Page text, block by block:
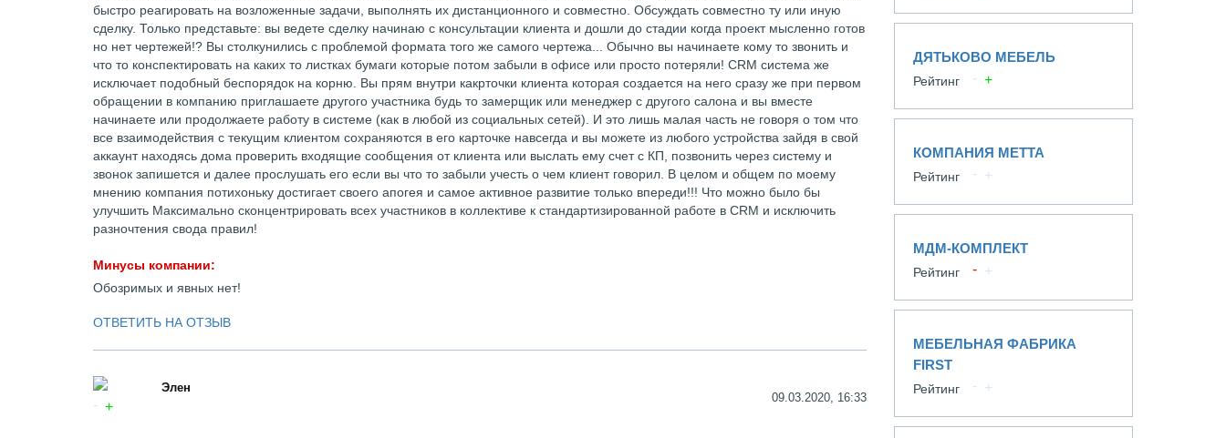
быстро реагировать на возложенные задачи, выполнять их дистанционного и совместно. Обсуждать совместно ту или иную
сделку. Только представьте: вы ведете сделку начинаю с консультации клиента и дошли до стадии когда проект мысленно готов
но нет чертежей!? Вы столкунились с проблемой формата того же самого чертежа... Обычно вы начинаете кому то звонить и
что то конспектировать на каких то листках бумаги которые потом забыли в офисе или просто потеряли! CRM система же
исключает подобный беспорядок на корню. Вы прям внутри какрточки клиента которая создается на него сразу же при первом
обращении в компанию приглашаете другого участника будь то замерщик или менеджер с другого салона и вы вместе
начинаете или продолжаете работу в системе (как в любой из социальных сетей). И это лишь малая часть не говоря о том что
все взаимодействия с текущим клиентом сохраняются в его карточке навсегда и вы можете из любого устройства зайдя в свой
аккаунт находясь дома проверить входящие сообщения от клиента или выслать ему счет с КП, позвонить через систему и
звонок запишется и далее прослушать его если вы что то забыли учесть о чем клиент говорил. В целом и общем по моему
мнению компания потихоньку достигает своего апогея и самое активное развитие только впереди!!! Что можно было бы
улучшить Максимально сконцентрировать всех участников в коллективе к стандартизированной работе в CRM и исключить
разночтения свода правил!
Минусы компании:
Обозримых и явных нет!
ОТВЕТИТЬ НА ОТЗЫВ
Элен
09.03.2020, 16:33
ДЯТЬКОВО МЕБЕЛЬ
Рейтинг
КОМПАНИЯ МЕТТА
Рейтинг
МДМ-КОМПЛЕКТ
Рейтинг
МЕБЕЛЬНАЯ ФАБРИКА
FIRST
Рейтинг